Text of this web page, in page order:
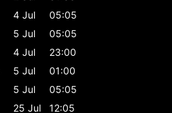
4 Jul
05:05
5 Jul
05:05
4 Jul
23:00
5 Jul
01:00
5 Jul
05:05
25 Jul
12:05